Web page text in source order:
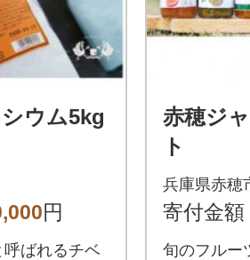
ウム5kg
円
呼ばれるチベ
赤穂ジ
ト
兵庫県赤穂
寄付金額
旬のフルー